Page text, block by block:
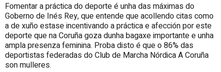
Fomentar a práctica do deporte é unha das máximas do
Goberno de Inés Rey, que entende que acollendo citas como
a de xuño estase incentivando a práctica e afección por este
deporte que na Coruña goza dunha bagaxe importante e unha
ampla presenza feminina. Proba disto é que o 86% das
deportistas federadas do Club de Marcha Nórdica A Coruña
son mulleres.